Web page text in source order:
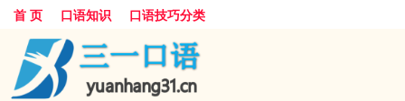
首 页 口语知识 口语技巧分类